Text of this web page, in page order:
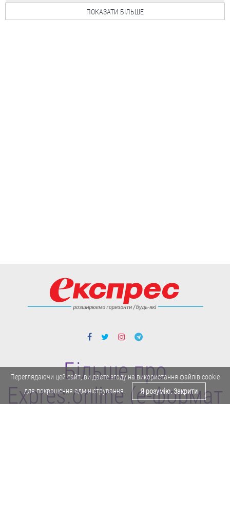
ПОКАЗАТИ БІЛЬШЕ
Більше про
Expres.online (e-формат
Переглядаючи цей сайт, ви даєте згоду на використання файлів cookie
для покращення адміністрування.
Я розумію. Закрити